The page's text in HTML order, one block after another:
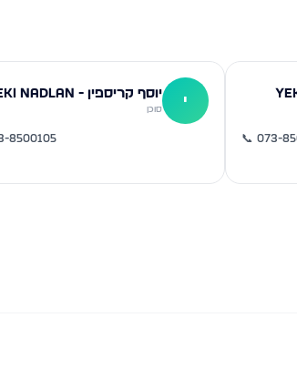
📞 073-
י יוסף קריספין - YEKI NADLAN
סוכן
8500105